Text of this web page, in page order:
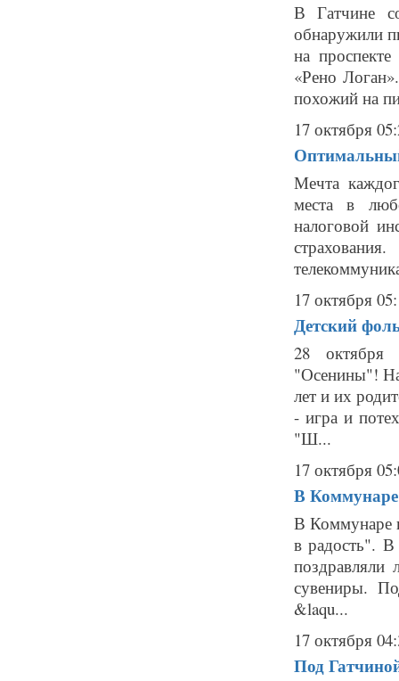
В Гатчине
обнаружили
на
«Рено
похожий на
17 октября
Мечта
места в
налоговой
17 октября
Детский
28 октября
"Осенины"!
лет и их
- игра и
"Ш...
17 октября
В
В Коммунаре
в радость".
поздравляли
сувениры.
&laqu...
17 октября
Под